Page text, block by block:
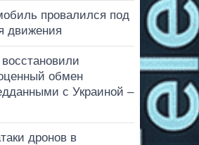
провалился под
движения
обмен
с Украиной –
дронов в